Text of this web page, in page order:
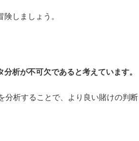
しましょう。
析が不可欠であると考えています。
分析することで、より良い賭けの判断